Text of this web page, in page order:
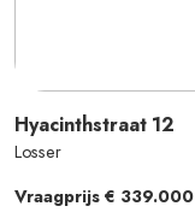
Hyacinthstraat 12
Losser
Vraagprijs € 339.000